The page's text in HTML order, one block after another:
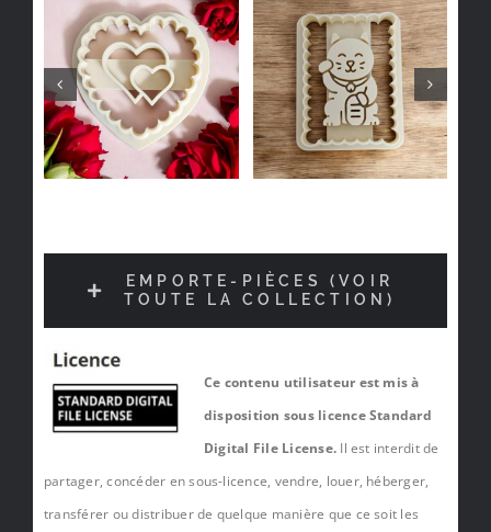
EMPORTE-PIÈCES (VOIR
TOUTE LA COLLECTION)
Ce contenu utilisateur est mis à
disposition sous licence Standard
Digital File License. Il est interdit de
partager, concéder en sous-licence, vendre, louer, héberger,
transférer ou distribuer de quelque manière que ce soit les